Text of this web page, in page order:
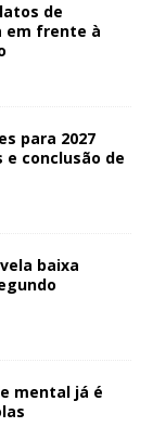
de
em frente à
para 2027
conclusão de
baixa
mental já é